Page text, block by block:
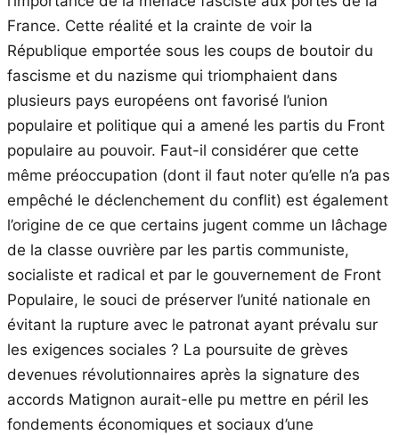
France. Cette réalité et la crainte de voir la
République emportée sous les coups de boutoir du
fascisme et du nazisme qui triomphaient dans
plusieurs pays européens ont favorisé l’union
populaire et politique qui a amené les partis du Front
populaire au pouvoir. Faut-il considérer que cette
même préoccupation (dont il faut noter qu’elle n’a pas
empêché le déclenchement du conflit) est également
l’origine de ce que certains jugent comme un lâchage
de la classe ouvrière par les partis communiste,
socialiste et radical et par le gouvernement de Front
Populaire, le souci de préserver l’unité nationale en
évitant la rupture avec le patronat ayant prévalu sur
les exigences sociales ? La poursuite de grèves
devenues révolutionnaires après la signature des
accords Matignon aurait-elle pu mettre en péril les
fondements économiques et sociaux d’une